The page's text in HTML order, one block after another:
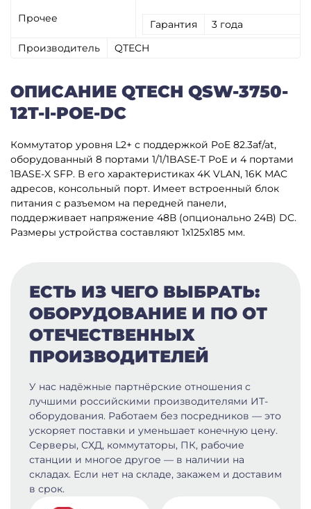
Прочее Гарантия
3 года
Производитель
QTECH
ОПИСАНИЕ QTECH QSW-3750-
12T-I-POE-DC
Коммутатор уровня L2+ с поддержкой PoE 82.3af/at,
оборудованный 8 портами 1/1/1BASE-T PoE и 4 портами
1BASE-X SFP. В его характеристиках 4K VLAN, 16K MAC
адресов, консольный порт. Имеет встроенный блок
питания с разъемом на передней панели,
поддерживает напряжение 48В (опционально 24В) DC.
Размеры устройства составляют 1x125x185 мм.
ЕСТЬ ИЗ ЧЕГО ВЫБРАТЬ:
ОБОРУДОВАНИЕ И ПО ОТ
ОТЕЧЕСТВЕННЫХ
ПРОИЗВОДИТЕЛЕЙ
У нас надёжные партнёрские отношения с
лучшими российскими производителями ИТ-
оборудования. Работаем без посредников — это
ускоряет поставки и уменьшает конечную цену.
Серверы, СХД, коммутаторы, ПК, рабочие
станции и многое другое — в наличии на
складах. Если нет на складе, закажем и доставим
в срок.